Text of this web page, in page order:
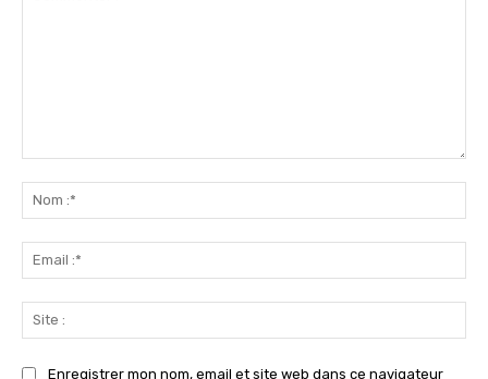
Enregistrer mon nom, email et site web dans ce navigateur